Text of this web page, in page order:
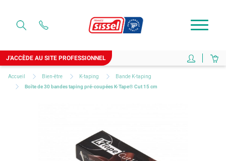
J'ACCÈDE AU SITE PROFESSIONNEL
Accueil Bien-être K-taping
Bande K-taping
Boîte de 30 bandes taping pré-coupées K-Tape® Cut 15 cm